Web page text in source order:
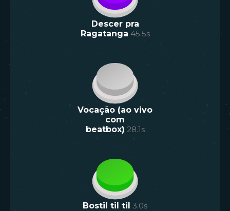
Descer pra
Ragatanga 45.5s
Vocação (ao vivo
com
beatbox) 28.1s
Bostil til til 3.0s